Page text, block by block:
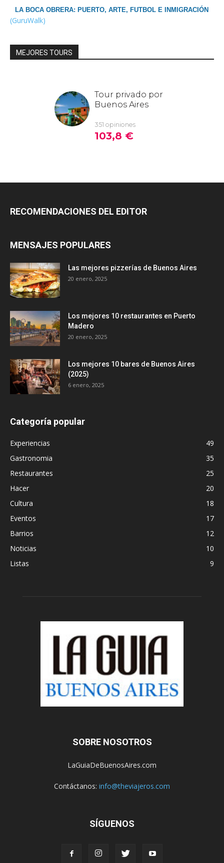
LA BOCA OBRERA: PUERTO, ARTE, FUTBOL E INMIGRACIÓN
(GuruWalk)
MEJORES TOURS
RECOMENDACIONES DEL EDITOR
MENSAJES POPULARES
Las mejores pizzerías de Buenos Aires
20 enero, 2025
Los mejores 10 restaurantes en Puerto
Madero
20 enero, 2025
Los mejores 10 bares de Buenos Aires
(2025)
6 enero, 2025
Categoría popular
Experiencias
49
Gastronomia
35
Restaurantes
25
Hacer
20
Cultura
18
Eventos
17
Barrios
12
Noticias
10
Listas
9
SOBRE NOSOTROS
LaGuiaDeBuenosAires.com
Contáctanos: info@theviajeros.com
SÍGUENOS